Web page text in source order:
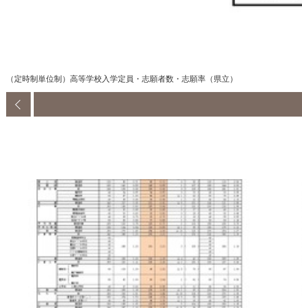
（定時制単位制）高等学校入学定員・志願者数・志願率（県立）